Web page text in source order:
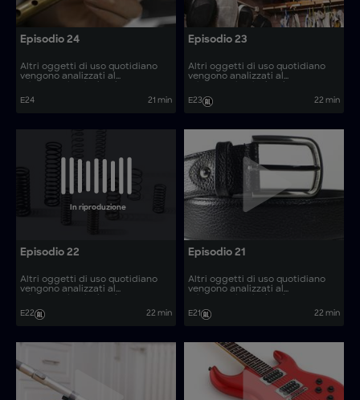
Episodio 24
Altri oggetti di uso quotidiano
vengono analizzati al
vengono prodotti. Come si
realizzano articoli come le auto
E24 21 min
Episodio 23
Altri oggetti di uso quotidiano
vengono analizzati al
vengono prodotti. Come si
realizzano articoli come i
E23 22 min
In riproduzione
Episodio 22
Altri oggetti di uso quotidiano
vengono analizzati al
vengono prodotti. Come si
realizzano articoli come le micro-
E22 22 min
Episodio 21
Altri oggetti di uso quotidiano
vengono analizzati al
vengono prodotti. Come si
realizzano articoli come i pannelli
E21 22 min